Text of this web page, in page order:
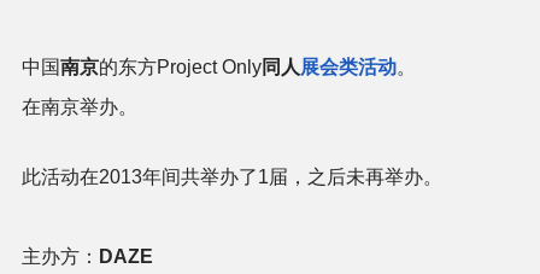
中国南京的东方Project Only同人 展会类活动。
在南京举办。
此活动在2013年间共举办了1届，之后未再举办。
主办方： DAZE
其他相关项目
二次创作与活动
展会及活动导航